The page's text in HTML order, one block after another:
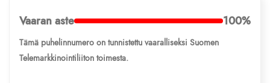
Vaaran aste 100%
Tämä puhelinnumero on tunnistettu vaaralliseksi Suomen
Telemarkkinointiliiton toimesta.